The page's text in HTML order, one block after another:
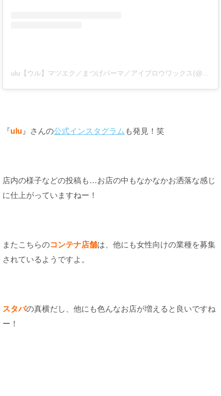
『ulu 』さんの公式インスタグラム も発見！笑
店内の様子などの投稿も…お店の中もなかなかお洒落な感じ
に仕上がっていますねー！
またこちらのコンテナ店舗は、他にも女性向けの業種を募集
されているようですよ。
スタバの真横だし、他にも色んなお店が増えると良いですね
ー！